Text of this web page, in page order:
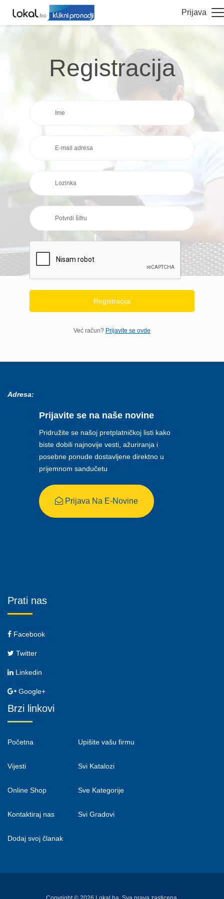
Prijava
Registracija
Registracija
Već račun? Prijavite se ovde
Adresa:
Prijavite se na naše novine
Pridružite se našoj pretplatničkoj listi kako
biste dobili najnovije vesti, ažuriranja i
posebne ponude dostavljene direktno u
prijemnom sandučetu
Prijava Na E-Novine
Prati nas
Facebook
Twitter
Linkedin
Google+
Brzi linkovi
Početna
Vijesti
Online Shop
Kontaktiraj nas
Dodaj svoj članak
Upišite vašu firmu
Svi Katalozi
Sve Kategorije
Svi Gradovi